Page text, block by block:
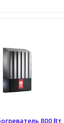
800 Вт